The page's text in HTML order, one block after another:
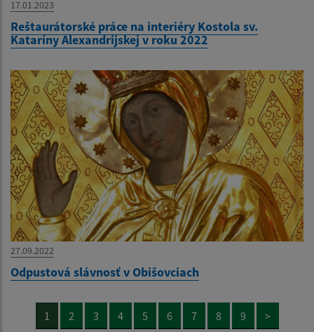
17.01.2023
Reštaurátorské práce na interiéry Kostola sv.
Kataríny Alexandrijskej v roku 2022
27.09.2022
Odpustová slávnosť v Obišovciach
1 2 3 4 5 6 7 8 9 >